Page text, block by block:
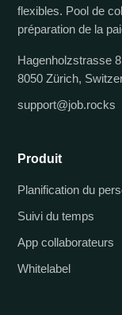
flexibles. Pool de
préparation de la
Hagenholzstrasse
8050 Zürich,
support@job.rocks
Produit
Planification du
Suivi du temps
App collaborateurs
Whitelabel